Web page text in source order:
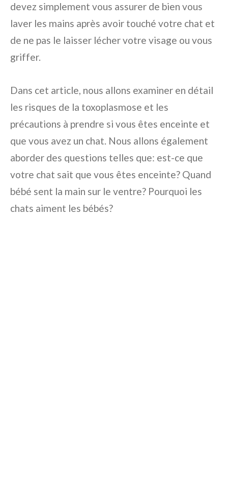
devez simplement vous assurer de bien vous
laver les mains après avoir touché votre chat et
de ne pas le laisser lécher votre visage ou vous
griffer.
Dans cet article, nous allons examiner en détail
les risques de la toxoplasmose et les
précautions à prendre si vous êtes enceinte et
que vous avez un chat. Nous allons également
aborder des questions telles que: est-ce que
votre chat sait que vous êtes enceinte? Quand
bébé sent la main sur le ventre? Pourquoi les
chats aiment les bébés?